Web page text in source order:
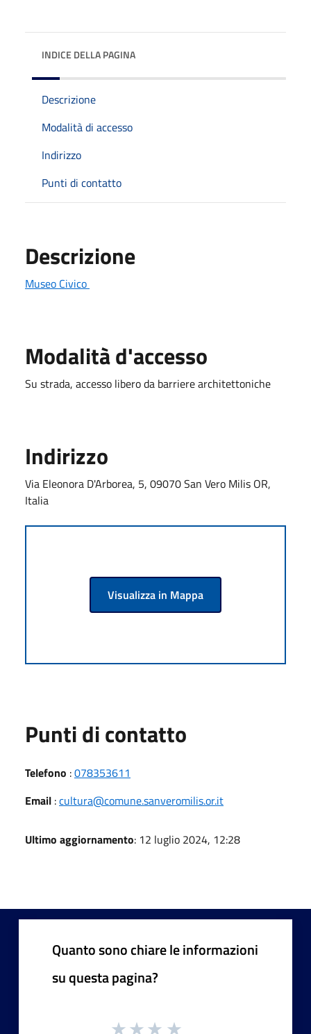
INDICE DELLA PAGINA
Descrizione
Modalità di accesso
Indirizzo
Punti di contatto
Descrizione
Museo Civico
Modalità d'accesso
Su strada, accesso libero da barriere architettoniche
Indirizzo
Via Eleonora D'Arborea, 5, 09070 San Vero Milis OR,
Italia
Visualizza in Mappa
Punti di contatto
Telefono :078353611
Email :cultura@comune.sanveromilis.or.it
Ultimo aggiornamento: 12 luglio 2024, 12:28
Quanto sono chiare le informazioni
su questa pagina?